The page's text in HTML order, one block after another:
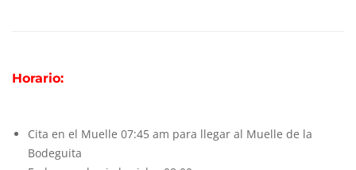
Horario:
Cita en el Muelle 07:45 am para llegar al Muelle de la
Bodeguita